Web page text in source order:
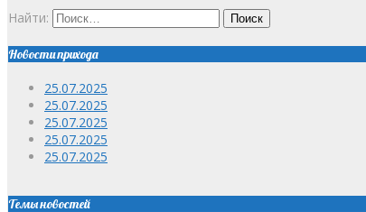
Найти:
Новости прихода
25.07.2025
25.07.2025
25.07.2025
25.07.2025
25.07.2025
Темы новостей